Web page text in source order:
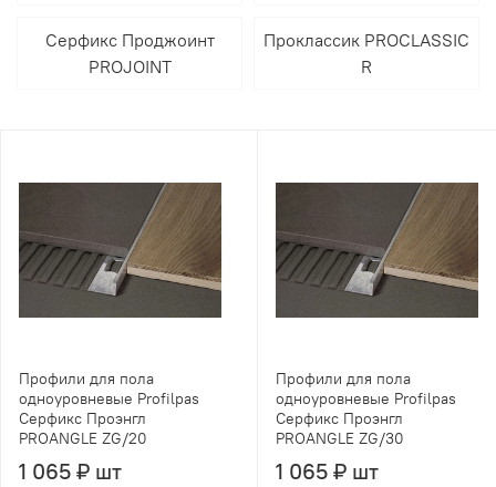
Серфикс Проджоинт
PROJOINT
Проклассик PROCLASSIC
R
Профили для пола
одноуровневые Profilpas
Серфикс Проэнгл
PROANGLE ZG/20
1 065 ₽ шт
Профили для пола
одноуровневые Profilpas
Серфикс Проэнгл
PROANGLE ZG/30
1 065 ₽ шт